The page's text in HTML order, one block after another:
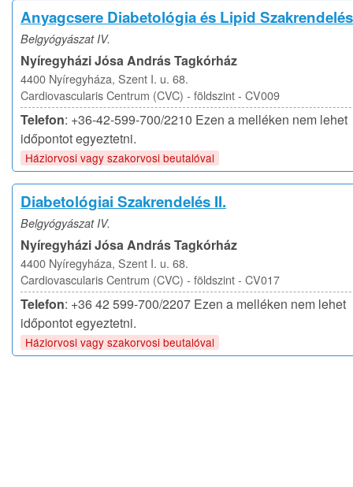
Anyagcsere Diabetológia és Lipid Szakrendelés
Belgyógyászat IV.
Nyíregyházi Jósa András Tagkórház
4400 Nyíregyháza, Szent I. u. 68.
Cardiovascularis Centrum (CVC) - földszint - CV009
Telefon: +36-42-599-700/2210 Ezen a melléken nem lehet
időpontot egyeztetni.
Háziorvosi vagy szakorvosi beutalóval
Diabetológiai Szakrendelés II.
Belgyógyászat IV.
Nyíregyházi Jósa András Tagkórház
4400 Nyíregyháza, Szent I. u. 68.
Cardiovascularis Centrum (CVC) - földszint - CV017
Telefon: +36 42 599-700/2207 Ezen a melléken nem lehet
időpontot egyeztetni.
Háziorvosi vagy szakorvosi beutalóval